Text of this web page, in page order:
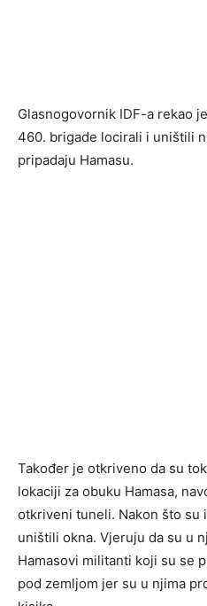
Glasnogovornik IDF-a rekao
460. brigade locirali i uništili
pripadaju Hamasu.
Također je otkriveno da su
lokaciji za obuku Hamasa,
otkriveni tuneli. Nakon što su
uništili okna. Vjeruju da su u
Hamasovi militanti koji su se
pod zemljom jer su u njima